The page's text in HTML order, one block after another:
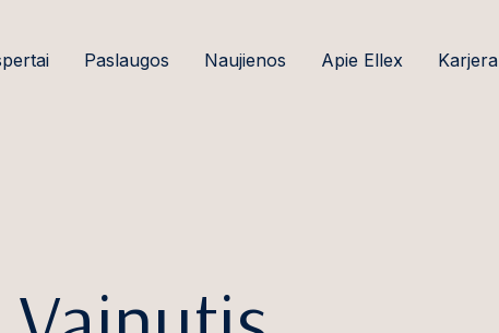
Paslaugos Naujienos Apie Ellex Karjera